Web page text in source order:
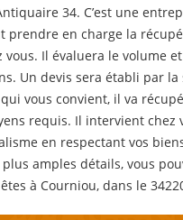
34. C’est une
prendre en charge la
vous. Il évaluera le volume
Un devis sera établi par la
vous convient, il va
requis. Il intervient chez
en respectant vos
amples détails, vous
à Courniou, dans le